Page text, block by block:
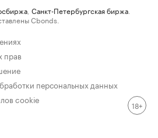
Санкт-Петербургская биржа
Cbonds.
прав
персональных данных
cookie
18+